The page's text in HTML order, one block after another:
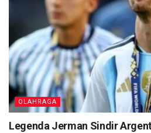
OLAHRAGA
Legenda Jerman Sindir